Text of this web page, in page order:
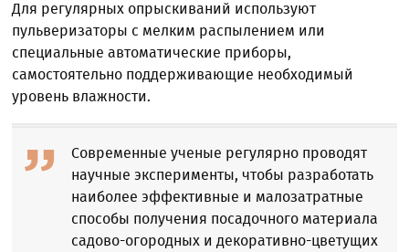
Для регулярных опрыскиваний используют
пульверизаторы с мелким распылением или
специальные автоматические приборы,
самостоятельно поддерживающие необходимый
уровень влажности.
Современные ученые регулярно проводят
научные эксперименты, чтобы разработать
наиболее эффективные и малозатратные
способы получения посадочного материала
садово-огородных и декоративно-цветущих